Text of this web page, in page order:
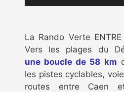
La Rando Verte ENTRE
Vers les plages du
une boucle de 58 km
les pistes cyclables,
routes entre Caen